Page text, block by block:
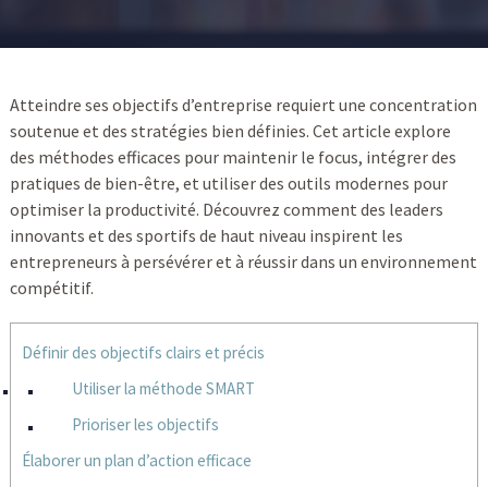
Atteindre ses objectifs d’entreprise requiert une concentration
soutenue et des stratégies bien définies. Cet article explore
des méthodes efficaces pour maintenir le focus, intégrer des
pratiques de bien-être, et utiliser des outils modernes pour
optimiser la productivité. Découvrez comment des leaders
innovants et des sportifs de haut niveau inspirent les
entrepreneurs à persévérer et à réussir dans un environnement
compétitif.
Définir des objectifs clairs et précis
Utiliser la méthode SMART
Prioriser les objectifs
Élaborer un plan d’action efficace